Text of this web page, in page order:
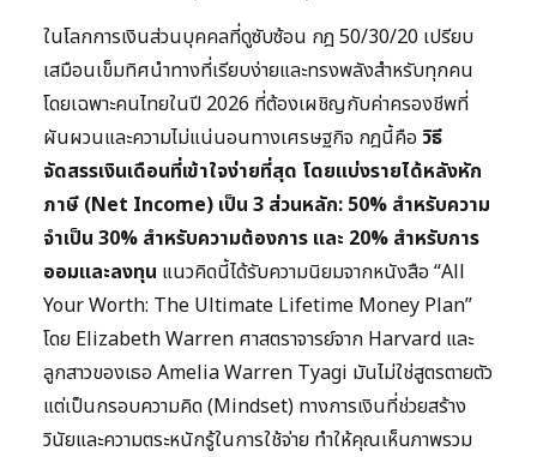
ในโลกการเงินส่วนบุคคลที่ดูซับซ้อน กฎ 50/30/20 เปรียบ
เสมือนเข็มทิศนำทางที่เรียบง่ายและทรงพลังสำหรับทุกคน
โดยเฉพาะคนไทยในปี 2026 ที่ต้องเผชิญกับค่าครองชีพที่
ผันผวนและความไม่แน่นอนทางเศรษฐกิจ กฎนี้คือ วิธี
จัดสรรเงินเดือนที่เข้าใจง่ายที่สุด โดยแบ่งรายได้หลังหัก
ภาษี (Net Income) เป็น 3 ส่วนหลัก: 50% สำหรับความ
จำเป็น 30% สำหรับความต้องการ และ 20% สำหรับการ
ออมและลงทุน แนวคิดนี้ได้รับความนิยมจากหนังสือ “All
Your Worth: The Ultimate Lifetime Money Plan”
โดย Elizabeth Warren ศาสตราจารย์จาก Harvard และ
ลูกสาวของเธอ Amelia Warren Tyagi มันไม่ใช่สูตรตายตัว
แต่เป็นกรอบความคิด (Mindset) ทางการเงินที่ช่วยสร้าง
วินัยและความตระหนักรู้ในการใช้จ่าย ทำให้คุณเห็นภาพรวม